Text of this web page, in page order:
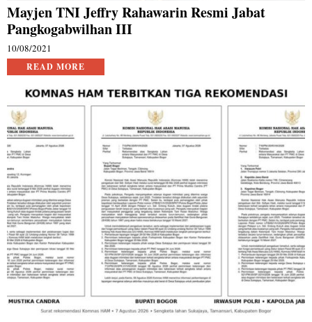
Mayjen TNI Jeffry Rahawarin Resmi Jabat
Pangkogabwilhan III
10/08/2021
READ MORE